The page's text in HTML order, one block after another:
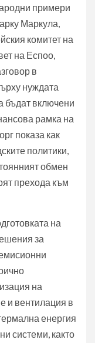
примери
Маркула,
комитет на
на Еспоо,
в
нуждата
бъдат включени
рамка на
показа как
политики,
обмен
прехода към
на
за
на
и вентилация в
енергия
системи, както